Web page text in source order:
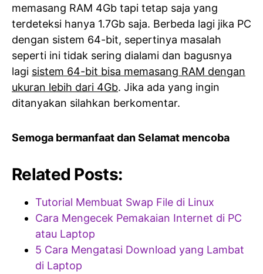
memasang RAM 4Gb tapi tetap saja yang
terdeteksi hanya 1.7Gb saja. Berbeda lagi jika PC
dengan sistem 64-bit, sepertinya masalah
seperti ini tidak sering dialami dan bagusnya
lagi sistem 64-bit bisa memasang RAM dengan
ukuran lebih dari 4Gb. Jika ada yang ingin
ditanyakan silahkan berkomentar.
Semoga bermanfaat dan Selamat mencoba
Related Posts:
Tutorial Membuat Swap File di Linux
Cara Mengecek Pemakaian Internet di PC
atau Laptop
5 Cara Mengatasi Download yang Lambat
di Laptop